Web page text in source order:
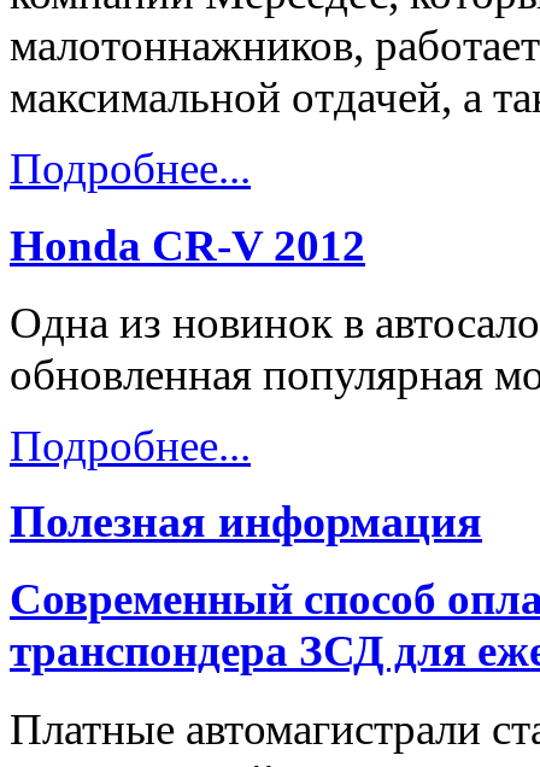
малотоннажников,
максимальной отдачей, а
Подробнее...
Honda CR-V 2012
Одна из новинок в
обновленная популярная
Подробнее...
Полезная информация
Современный способ
транспондера ЗСД для
Платные автомагистрали